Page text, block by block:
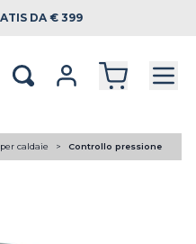
DA € 399
caldaie Controllo pressione